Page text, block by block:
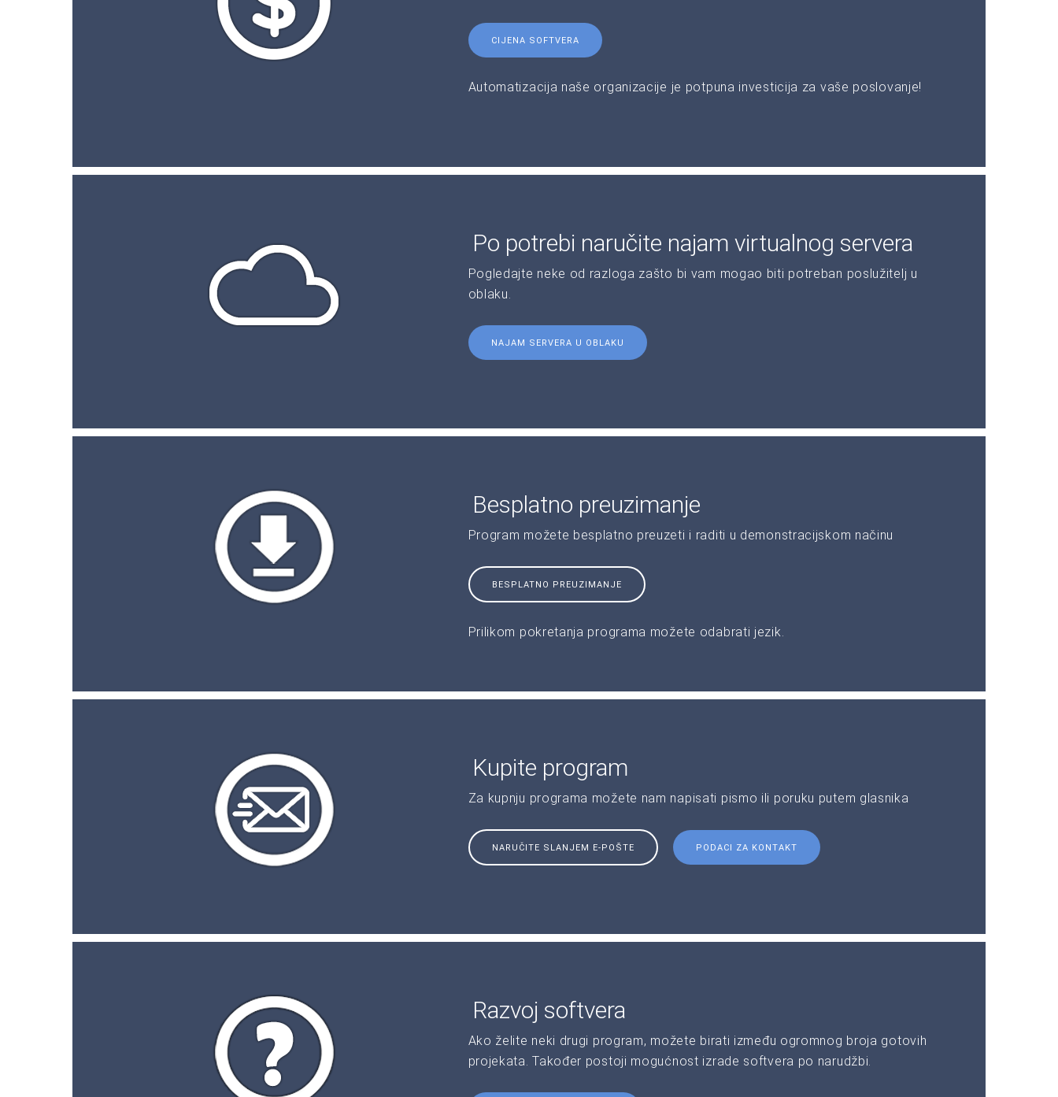
CIJENA SOFTVERA
Automatizacija naše organizacije je potpuna investicija za vaše poslovanje!
Po potrebi naručite najam virtualnog servera
Pogledajte neke od razloga zašto bi vam mogao biti potreban poslužitelj u
oblaku.
NAJAM SERVERA U OBLAKU
Besplatno preuzimanje
Program možete besplatno preuzeti i raditi u demonstracijskom načinu
BESPLATNO PREUZIMANJE
Prilikom pokretanja programa možete odabrati jezik.
Kupite program
Za kupnju programa možete nam napisati pismo ili poruku putem glasnika
NARUČITE SLANJEM E-POŠTE PODACI ZA KONTAKT
Razvoj softvera
Ako želite neki drugi program, možete birati između ogromnog broja gotovih
projekata. Također postoji mogućnost izrade softvera po narudžbi.